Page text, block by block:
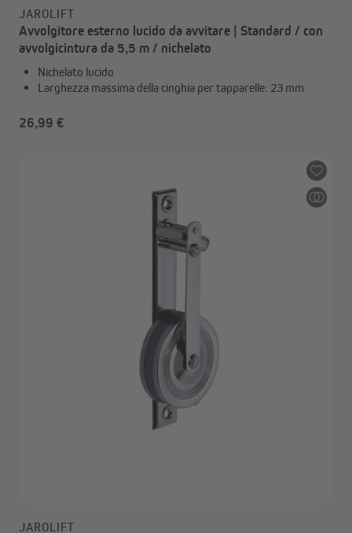
JAROLIFT
Avvolgitore esterno lucido da avvitare | Standard / con
avvolgicintura da 5,5 m / nichelato
Nichelato lucido
Larghezza massima della cinghia per tapparelle: 23 mm
26,99 €
JAROLIFT